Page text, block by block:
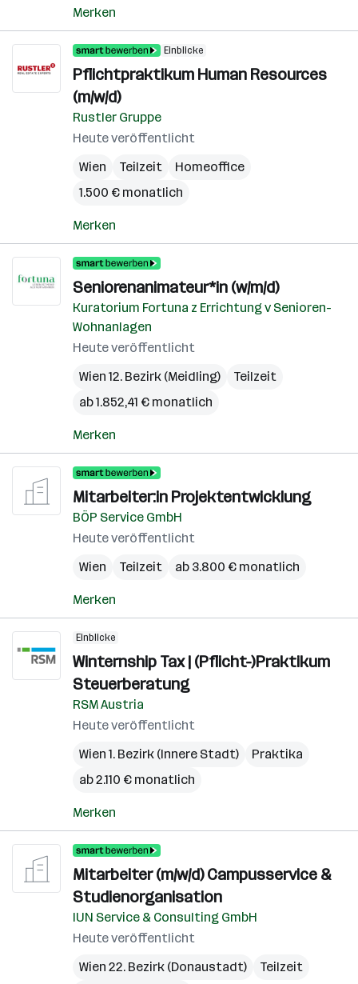
Merken
Einblicke
Pflichtpraktikum Human Resources
(m/w/d)
Rustler Gruppe
Heute veröffentlicht
Wien
Teilzeit
Homeoffice
1.500 € monatlich
Merken
Seniorenanimateur*in (w/m/d)
Kuratorium Fortuna z Errichtung v Senioren-
Wohnanlagen
Heute veröffentlicht
Wien 12. Bezirk (Meidling)
Teilzeit
ab 1.852,41 € monatlich
Merken
Mitarbeiter:in Projektentwicklung
BÖP Service GmbH
Heute veröffentlicht
Wien
Teilzeit ab 3.800 € monatlich
Merken
Einblicke
Winternship Tax | (Pflicht-)Praktikum
Steuerberatung
RSM Austria
Heute veröffentlicht
Wien 1. Bezirk (Innere Stadt)
Praktika
ab 2.110 € monatlich
Merken
Mitarbeiter (m/w/d) Campusservice &
Studienorganisation
IUN Service & Consulting GmbH
Heute veröffentlicht
Wien 22. Bezirk (Donaustadt)
Teilzeit